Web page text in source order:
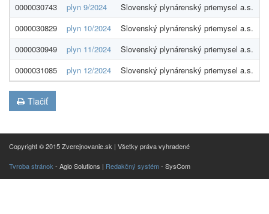
0000030743
plyn 9/2024 Slovenský plynárenský priemysel a.s.
0000030829
plyn 10/2024 Slovenský plynárenský priemysel a.s.
0000030949
plyn 11/2024 Slovenský plynárenský priemysel a.s.
0000031085
plyn 12/2024 Slovenský plynárenský priemysel a.s.
Tlačiť
Copyright © 2015 Zverejnovanie.sk | Všetky práva vyhradené
Tvroba stránok - Aglo Solutions | Redakčný systém- SysCom